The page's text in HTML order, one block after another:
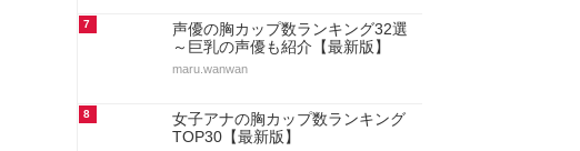
7
声優の胸カップ数ランキング32選
～巨乳の声優も紹介【最新版】
maru.wanwan
8
女子アナの胸カップ数ランキング
TOP30【最新版】